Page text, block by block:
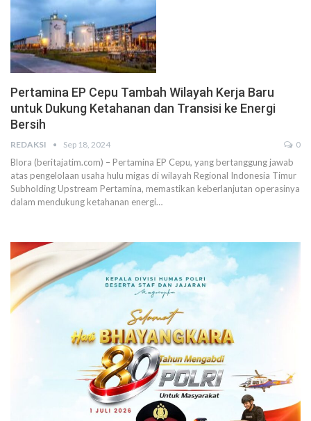
Pertamina EP Cepu Tambah Wilayah Kerja Baru
untuk Dukung Ketahanan dan Transisi ke Energi
Bersih
REDAKSI Sep 18, 2024 0
Blora (beritajatim.com) – Pertamina EP Cepu, yang bertanggung jawab
atas pengelolaan usaha hulu migas di wilayah Regional Indonesia Timur
Subholding Upstream Pertamina, memastikan keberlanjutan operasinya
dalam mendukung ketahanan energi…